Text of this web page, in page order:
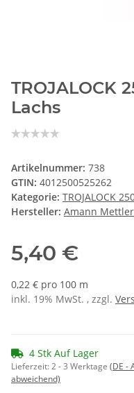
TROJALOCK
Lachs
Artikelnummer: 738
GTIN: 4012500525262
Kategorie: TROJALOCK
Hersteller: Amann Mettler
5,40 €
0,22 € pro 100 m
inkl. 19% MwSt. , zzgl.
4 Stk Auf Lager
Lieferzeit:2 - 3 Werktage (DE -
abweichend)